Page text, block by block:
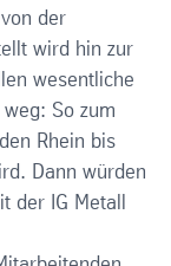
der
wird hin zur
wesentliche
weg: So zum
Rhein bis
Dann würden
der IG Metall